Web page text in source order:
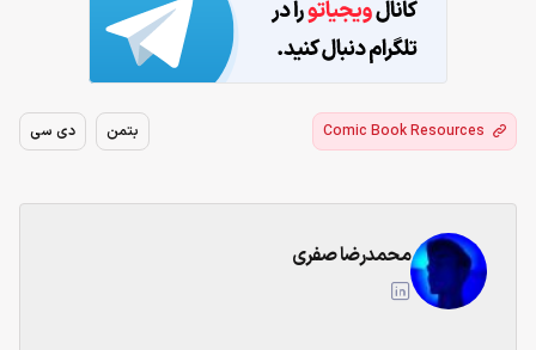
Comic Book Resources بتمن دی سی
محمدرضا صفری